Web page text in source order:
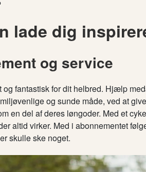
lade dig
og service
fantastisk for dit helbred. Hjælp
og sunde måde, ved at
en del af deres løngoder. Med et
altid virker. Med i abonnementet
skulle ske noget.